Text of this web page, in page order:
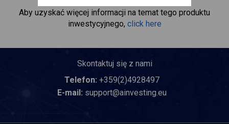
Aby uzyskać więcej informacji na temat tego produktu
inwestycyjnego, click here
Skontaktuj się z nami
Telefon: +359(2)4928497
E-mail: support@ainvesting.eu